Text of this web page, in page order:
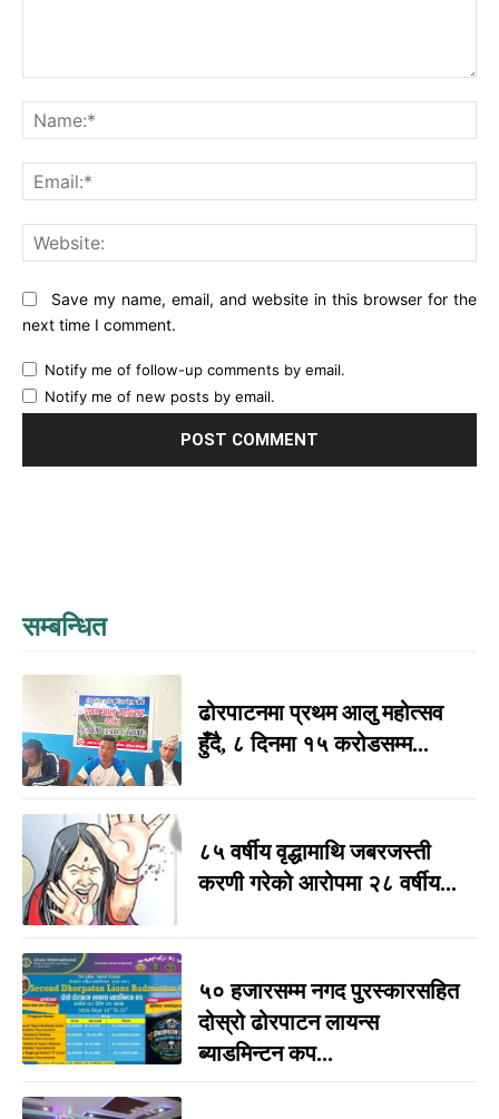
Save my name, email, and website in this browser for the
next time I comment.
Notify me of follow-up comments by email.
Notify me of new posts by email.
सम्बन्धित
ढोरपाटनमा प्रथम आलु महोत्सव
हुँदै, ८ दिनमा १५ करोडसम्म...
८५ वर्षीय वृद्धामाथि जबरजस्ती
करणी गरेको आरोपमा २८ वर्षीय...
५० हजारसम्म नगद पुरस्कारसहित
दोस्रो ढोरपाटन लायन्स
ब्याडमिन्टन कप...